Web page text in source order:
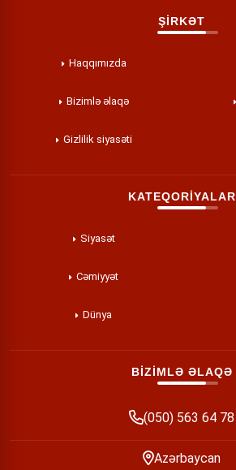
ŞİRKƏT
Haqqımızda
Bizimlə əlaqə
Gizlilik siyasəti
KATEQORİYALAR
Siyasət
Cəmiyyət
Dünya
BİZİMLƏ ƏLAQƏ
(050) 563 64 78
Azərbaycan